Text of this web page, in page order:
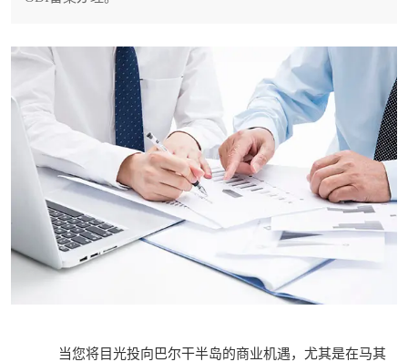
当您将目光投向巴尔干半岛的商业机遇，尤其是在马其